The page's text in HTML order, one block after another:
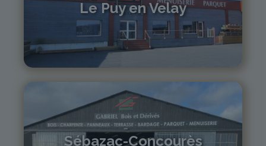
Le Puy en Velay
04 71 01 13 30
lepuy@gabriel-sa.fr
Sébazac-Concourès